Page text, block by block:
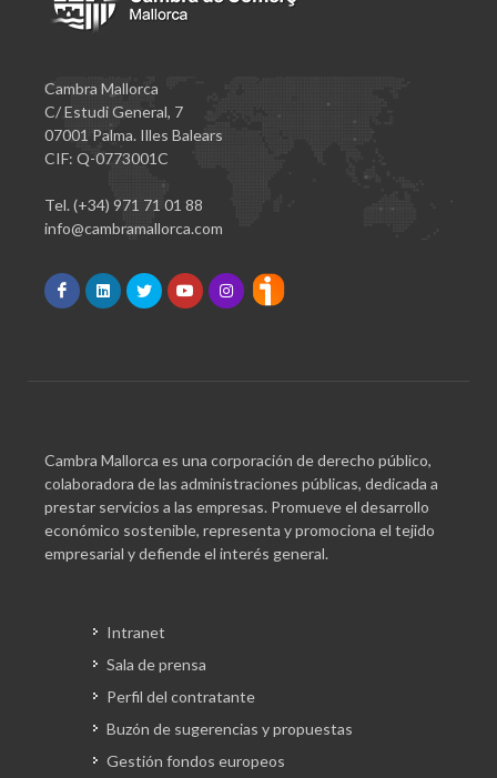
Cambra Mallorca
C/ Estudi General, 7
07001 Palma. Illes Balears
CIF: Q-0773001C
Tel. (+34) 971 71 01 88
info@cambramallorca.com
Cambra Mallorca es una corporación de derecho público,
colaboradora de las administraciones públicas, dedicada a
prestar servicios a las empresas. Promueve el desarrollo
económico sostenible, representa y promociona el tejido
empresarial y defiende el interés general.
Intranet
Sala de prensa
Perfil del contratante
Buzón de sugerencias y propuestas
Gestión fondos europeos